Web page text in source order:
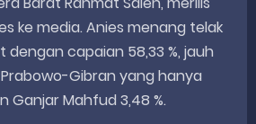
ke media. Anies menang telak
dengan capaian 58,33 %, jauh
Gibran yang hanya
Ganjar Mahfud 3,48 %.